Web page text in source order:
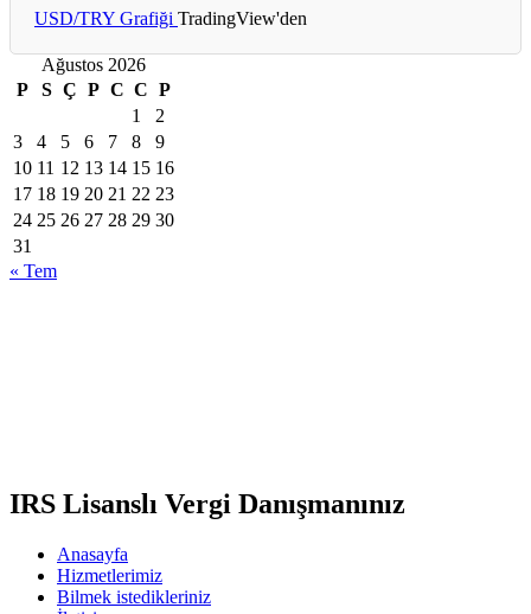
USD/TRY Grafiği TradingView'den
Ağustos 2026
P
S Ç P C C P
1
2
3
4 5 6 7 8
9
10 11 12 13 14 15 16
17 18 19 20 21 22 23
24 25 26 27 28 29 30
31
« Tem
IRS Lisanslı Vergi Danışmanınız
Anasayfa
Hizmetlerimiz
Bilmek istedikleriniz